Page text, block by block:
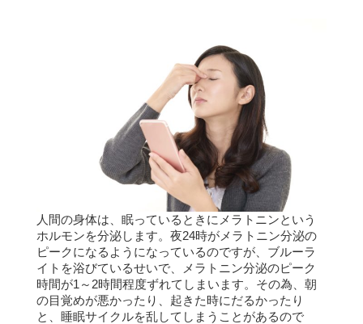
人間の身体は、眠っているときにメラトニンという
ホルモンを分泌します。 夜24時がメラトニン分泌の
ピークになるようになっているのですが、ブルーラ
イトを浴びているせいで、メラトニン分泌のピーク
時間が1～2時間程度ずれてしまいます。 その為、朝
の目覚めが悪かったり、起きた時にだるかったり
と、睡眠サイクルを乱してしまうことがあるので